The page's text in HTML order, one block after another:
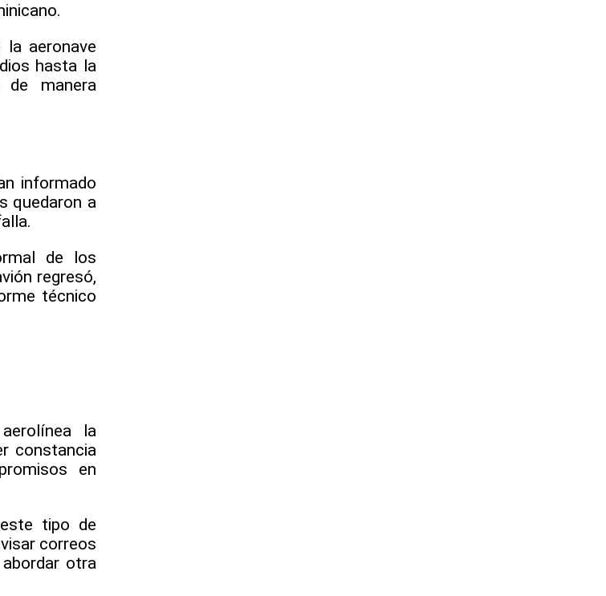
aeronave
hasta la
de manera
informado
quedaron a
de los
regresó,
técnico
la
constancia
en
tipo de
correos
otra